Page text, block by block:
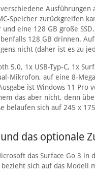
Ausführungen
Speicher zurückgreifen
eine 128 GB große
128 GB drinnen.
nicht (daher ist es zu
5.0, 1x USB-Typ-C, 1x
Mikrofon, auf eine 8-
ist Windows 11
das aber nicht, denn
belaufen sich auf 245 x
das optionale
das Surface Go 3 in
sich auf das Modell